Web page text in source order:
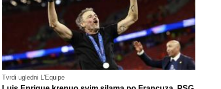
Tvrdi ugledni L'Equipe